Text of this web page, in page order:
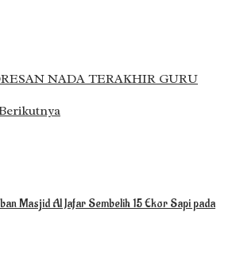
NADA TERAKHIR GURU
Masjid Al Jafar Sembelih 15 Ekor Sapi pada